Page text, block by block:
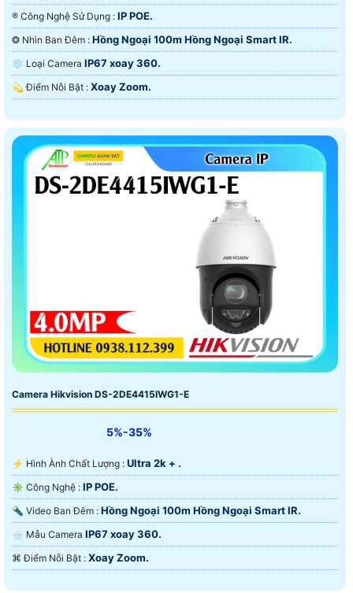
®️ Công Nghệ Sử Dụng : IP POE.
❂ Nhìn Ban Đêm : Hồng Ngoại 100m Hồng Ngoại Smart IR.
❄ Loại Camera IP67 xoay 360.
️💫 Điểm Nỗi Bật : Xoay Zoom.
Camera Hikvision DS-2DE4415IWG1-E
5%-35%
️⚡ Hình Ành Chất Lượng : Ultra 2k + .
✳️ Công Nghệ : IP POE.
🔦 Video Ban Đêm : Hồng Ngoại 100m Hồng Ngoại Smart IR.
🌧️ Mẫu Camera IP67 xoay 360.
️⌘ Điểm Nỗi Bật : Xoay Zoom.